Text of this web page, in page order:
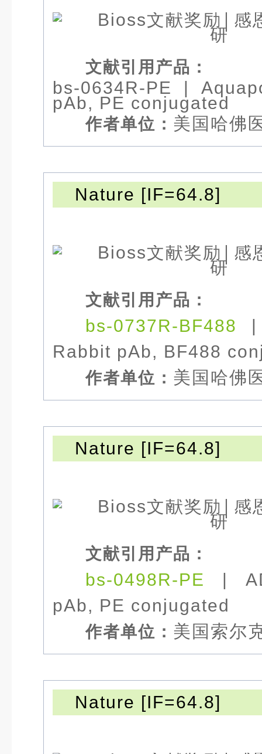
文献引用产品：
bs-0634R-PE |
pAb, PE conjugated
作者单位： 美国哈佛
Nature [IF=64.8]
文献引用产品：
bs-0737R-BF488
Rabbit pAb, BF488
作者单位： 美国哈佛
Nature [IF=64.8]
文献引用产品：
bs-0498R-PE |
pAb, PE conjugated
作者单位： 美国 索尔
Nature [IF=64.8]